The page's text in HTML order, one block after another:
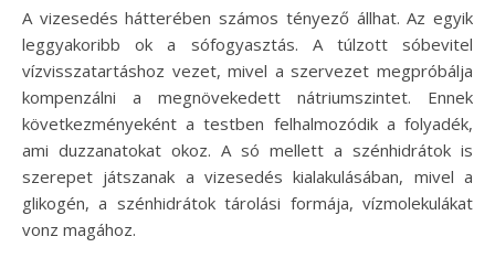
A vizesedés hátterében számos tényező állhat. Az egyik
leggyakoribb ok a sófogyasztás. A túlzott sóbevitel
vízvisszatartáshoz vezet, mivel a szervezet megpróbálja
kompenzálni a megnövekedett nátriumszintet. Ennek
következményeként a testben felhalmozódik a folyadék,
ami duzzanatokat okoz. A só mellett a szénhidrátok is
szerepet játszanak a vizesedés kialakulásában, mivel a
glikogén, a szénhidrátok tárolási formája, vízmolekulákat
vonz magához.